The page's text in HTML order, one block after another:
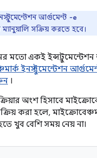
আর্গুমেন্ট -e
সক্রিয় করতে হবে।
মতো একই
ইনস্ট্রুমেন্টেশন
।
অংশ হিসাবে
করা হলে,
খুব বেশি সময় নেয় না।